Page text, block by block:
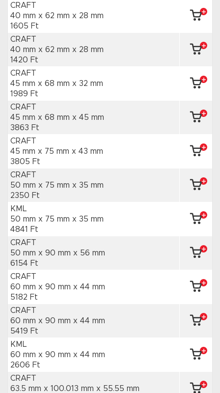
CRAFT
40 mm x 62 mm x 28 mm
1605 Ft
CRAFT
40 mm x 62 mm x 28 mm
1420 Ft
CRAFT
45 mm x 68 mm x 32 mm
1989 Ft
CRAFT
45 mm x 68 mm x 45 mm
3863 Ft
CRAFT
45 mm x 75 mm x 43 mm
3805 Ft
CRAFT
50 mm x 75 mm x 35 mm
2350 Ft
KML
50 mm x 75 mm x 35 mm
4841 Ft
CRAFT
50 mm x 90 mm x 56 mm
6154 Ft
CRAFT
60 mm x 90 mm x 44 mm
5182 Ft
CRAFT
60 mm x 90 mm x 44 mm
5419 Ft
KML
60 mm x 90 mm x 44 mm
2606 Ft
CRAFT
63.5 mm x 100.013 mm x 55.55 mm